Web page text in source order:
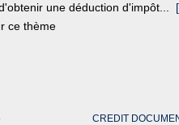
une déduction d'impôt...
ce thème
CREDIT